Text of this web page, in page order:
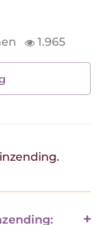
1.965